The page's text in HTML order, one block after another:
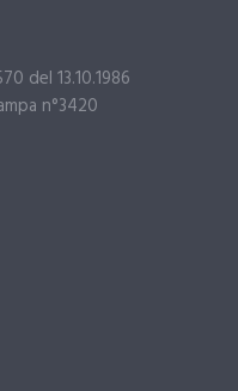
del 13.10.1986
n°3420